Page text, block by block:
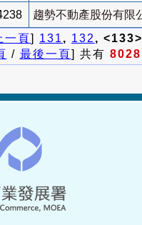
趨勢不動產股份有限
一頁] 131 , 132 ,
/ 最後一頁] 共有 8028